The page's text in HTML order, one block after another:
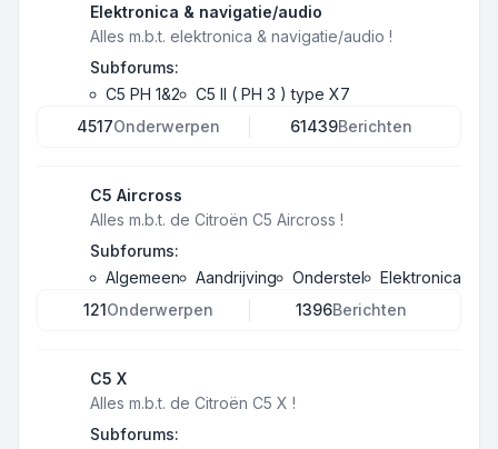
Elektronica & navigatie/audio
Alles m.b.t. elektronica & navigatie/audio !
Subforums:
C5 PH 1&2
C5 II ( PH 3 ) type X7
4517Onderwerpen 61439Berichten
C5 Aircross
Alles m.b.t. de Citroën C5 Aircross !
Subforums:
Algemeen
Aandrijving Onderstel
Elektronica
121Onderwerpen 1396Berichten
C5 X
Alles m.b.t. de Citroën C5 X !
Subforums: